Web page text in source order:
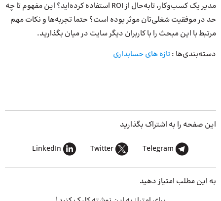
مدیر یک کسب‌وکار، تابه‌حال از ROI استفاده کرده‌اید؟ این مفهوم تا چه
حد در موفقیت شغلی‌تان موثر بوده است؟ حتما تجربه‌ها و نکات مهم
مرتبط با این مبحث را با کاربران دیگر سایت در میان بگذارید.
دسته‌بندی‌ها : تازه های حسابداری
این صفحه را به اشتراک بگذارید
Telegram
Twitter
LinkedIn
به این مطلب امتیاز دهید